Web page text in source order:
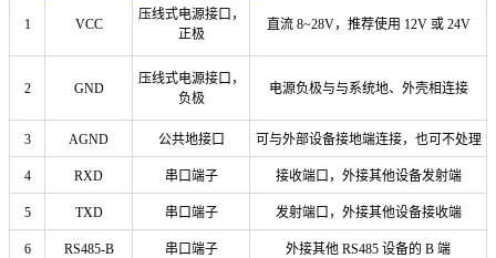
1 VCC
压线式电源接口，
正极
直流 8~28V，推荐使用 12V 或 24V
2 GND
压线式电源接口，
负极
电源负极与与系统地、外壳相连接
3 AGND 公共地接口 可与外部设备接地端连接，也可不处理
4 RXD 串口端子 接收端口，外接其他设备发射端
5 TXD 串口端子 发射端口，外接其他设备接收端
6 RS485-B 串口端子 外接其他 RS485 设备的 B 端